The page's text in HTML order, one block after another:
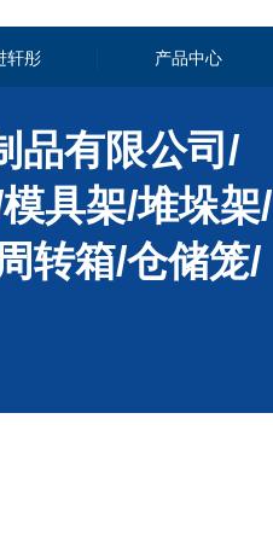
轩彤 产品中心
品有限公司/
具架/堆垛架/
转箱/仓储笼/